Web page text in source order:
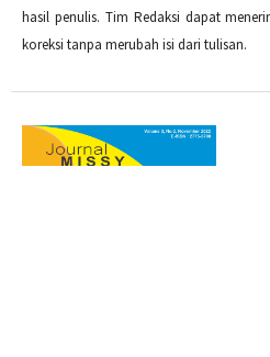
hasil penulis. Tim Redaksi dapat
koreksi tanpa merubah isi dari tulisan.